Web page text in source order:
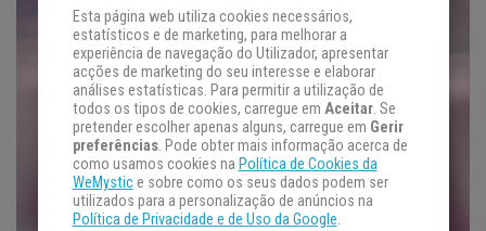
Esta página web utiliza cookies necessários,
estatísticos e de marketing, para melhorar a
experiência de navegação do Utilizador, apresentar
acções de marketing do seu interesse e elaborar
análises estatísticas. Para permitir a utilização de
todos os tipos de cookies, carregue em Aceitar. Se
pretender escolher apenas alguns, carregue em Gerir
preferências. Pode obter mais informação acerca de
como usamos cookies na Política de Cookies da
WeMystice sobre como os seus dados podem ser
utilizados para a personalização de anúncios na
Política de Privacidade e de Uso da Google.